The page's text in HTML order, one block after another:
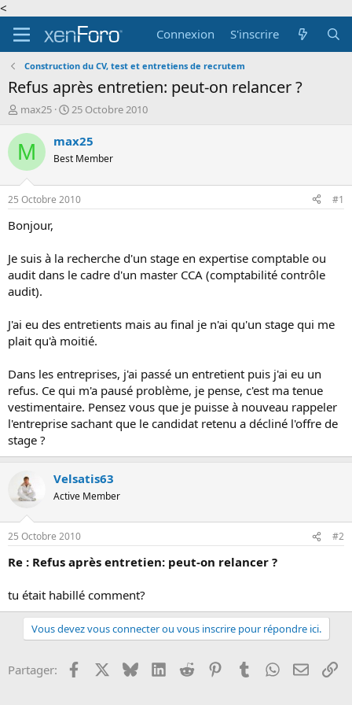
<
Connexion
S'inscrire
Construction du CV, test et entretiens de recrutem
Refus après entretien: peut-on relancer ?
A
t
e
r
d
e
l
i
s
c
s
i
n
max25
D
t
d
d
é
25 Octobre 2010
M max25
Best Member
25 Octobre 2010 #1
Bonjour,
Je suis à la recherche d'un stage en expertise comptable ou
audit dans le cadre d'un master CCA (comptabilité contrôle
audit).
J'ai eu des entretients mais au final je n'ai qu'un stage qui me
plait qu'à moitié.
Dans les entreprises, j'ai passé un entretient puis j'ai eu un
refus. Ce qui m'a pausé problème, je pense, c'est ma tenue
vestimentaire. Pensez vous que je puisse à nouveau rappeler
l'entreprise sachant que le candidat retenu a décliné l'offre de
stage ?
Velsatis63
Active Member
25 Octobre 2010 #2
Re : Refus après entretien: peut-on relancer ?
tu était habillé comment?
Vous devez vous connecter ou vous inscrire pour répondre ici.
Partager: Facebook BlueskyLinkedInReddit PinterestTumblrWhatsApp
Email